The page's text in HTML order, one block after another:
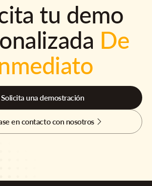
tu demo
De
Solicita una demostración
en contacto con nosotros